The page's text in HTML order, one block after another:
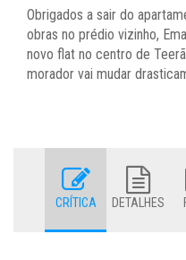
Obrigados a sair do
obras no prédio vizinho,
novo flat no centro de
morador vai mudar
CRÍTICA DETALHES